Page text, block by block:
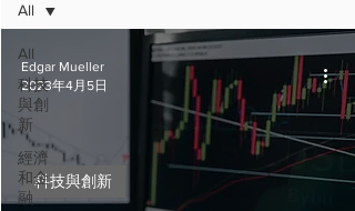
All
科技
與創
新
經濟
和金
融
All
科技與創新
Edgar Mueller
2023年4月5日